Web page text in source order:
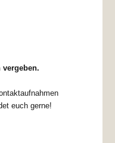
euch gerne!